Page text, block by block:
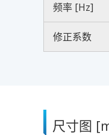
频率 [Hz]
修正系数
尺寸图